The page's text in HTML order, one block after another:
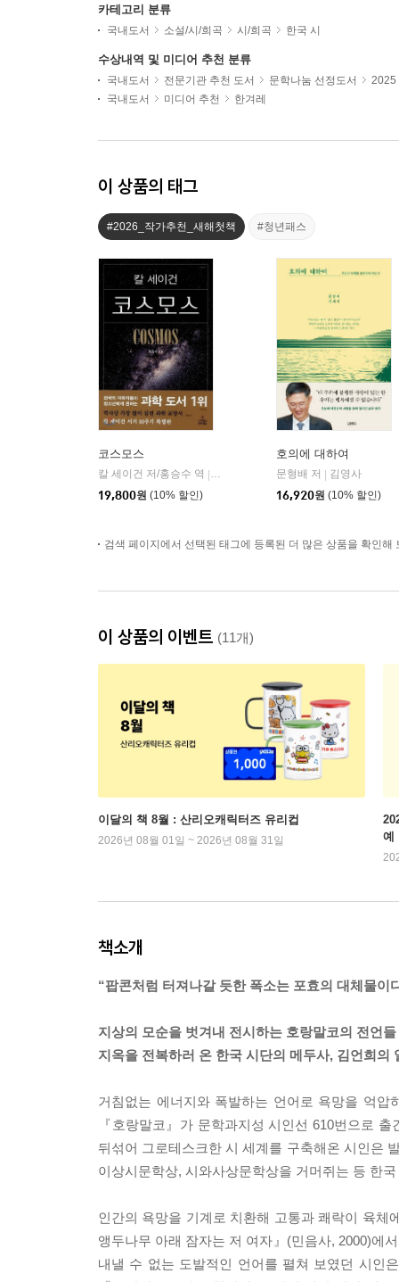
카테고리 분류
국내도서 소설/시/희곡 시/희곡 한국 시
수상내역 및 미디어 추천 분류
국내도서 전문기관 추천 도서 문학나눔 선정도서
2025
국내도서
미디어 추천 한겨레
이 상품의 태그
#2026_작가추천_새해첫책 #청년패스
코스모스
칼 세이건 저/홍승수 역
사이언스북스
19,800원 (10% 할인)
호의에 대하여
문형배 저
김영사
16,920원 (10% 할인)
검색 페이지에서 선택된 태그에 등록된 더 많은 상품을 확인해
이 상품의 이벤트 (11개)
이달의 책 8월 : 산리오캐릭터즈 유리컵
2026년 08월 01일 ~ 2026년 08월 31일
예
책소개
“팝콘처럼 터져나갈 듯한 폭소는 포효의 대체물이
지상의 모순을 벗겨내 전시하는 호랑말코의 전언들
지옥을 전복하러 온 한국 시단의 메두사, 김언희의
거침없는 에너지와 폭발하는 언어로 욕망을 억
『호랑말코』가 문학과지성 시인선 610번으로
뒤섞어 그로테스크한 시 세계를 구축해온 시인은
이상시문학상, 시와사상문학상을 거머쥐는 등 한
인간의 욕망을 기계로 치환해 고통과 쾌락이 육체
앵두나무 아래 잠자는 저 여자』(민음사, 2000)에
내낼 수 없는 도발적인 언어를 펼쳐 보였던 시인